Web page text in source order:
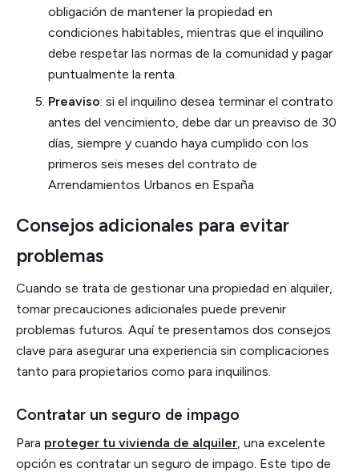
obligación de mantener la propiedad en
condiciones habitables, mientras que el inquilino
debe respetar las normas de la comunidad y pagar
puntualmente la renta.
Preaviso: si el inquilino desea terminar el contrato
antes del vencimiento, debe dar un preaviso de 30
días, siempre y cuando haya cumplido con los
primeros seis meses del contrato de
Arrendamientos Urbanos en España
Consejos adicionales para evitar
problemas
Cuando se trata de gestionar una propiedad en alquiler,
tomar precauciones adicionales puede prevenir
problemas futuros. Aquí te presentamos dos consejos
clave para asegurar una experiencia sin complicaciones
tanto para propietarios como para inquilinos.
Contratar un seguro de impago
Para proteger tu vivienda de alquiler, una excelente
opción es contratar un seguro de impago. Este tipo de